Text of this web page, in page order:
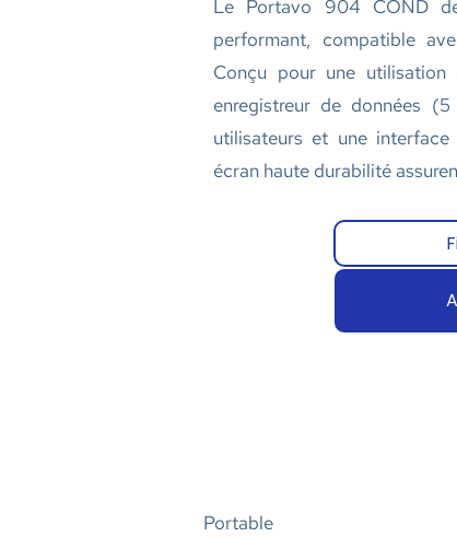
Le Portavo 904 COND
performant, compatible
Conçu pour une utilisation
enregistreur de données
utilisateurs et une
écran haute durabilité
Portable